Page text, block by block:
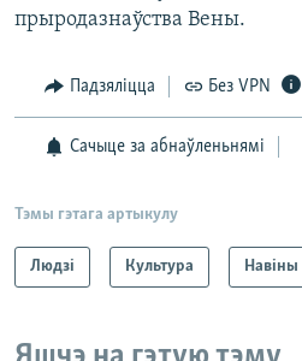
прыродазнаўства Вены.
Падзяліцца Без VPN
Сачыце за абнаўленьнямі
Тэмы гэтага артыкулу
Людзі Культура Навіны